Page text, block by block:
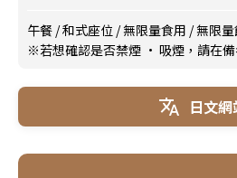
午餐 /和式座位 /無限量食用 /無限
※若想確認是否禁煙 · 吸煙，請在備
日文網